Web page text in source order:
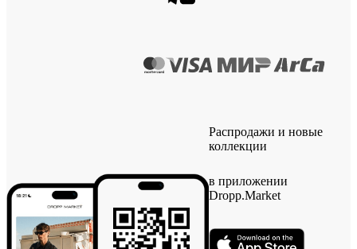
Распродажи и новые
коллекции
в приложении
Dropp.Market